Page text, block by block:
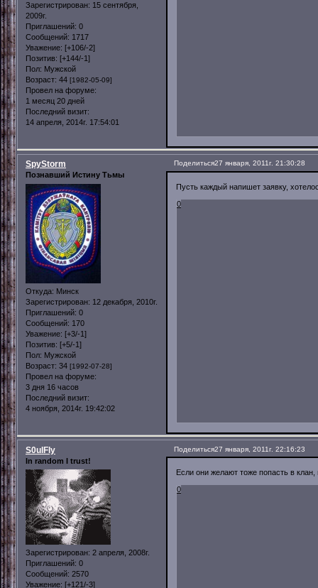
Зарегистрирован: 15 сентября,
2009г.
Приглашений: 0
Сообщений: 1717
Уважение: [+106/-2]
Позитив: [+144/-1]
Пол: Мужской
Возраст: 44 [1982-05-09]
Провел на форуме:
1 месяц 20 дней
Последний визит:
14 апреля, 2014г. 17:54:01
Поделиться27 января, 2011г. 21:30:28
SpyStorm
Познавший Истину Тьмы
Откуда: Минск
Зарегистрирован: 12 декабря, 2010г.
Приглашений: 0
Сообщений: 170
Уважение: [+3/-1]
Позитив: [+5/-1]
Пол: Мужской
Возраст: 34 [1992-07-28]
Провел на форуме:
3 дня 16 часов
Последний визит:
4 ноября, 2014г. 19:42:02
Пусть каждый напишет заявку,
0
Поделиться27 января, 2011г. 22:16:23
S0ulFly
In random I trust!
Зарегистрирован: 2 апреля, 2008г.
Приглашений: 0
Сообщений: 2570
Уважение: [+121/-3]
Если они желают тоже попасть в
0